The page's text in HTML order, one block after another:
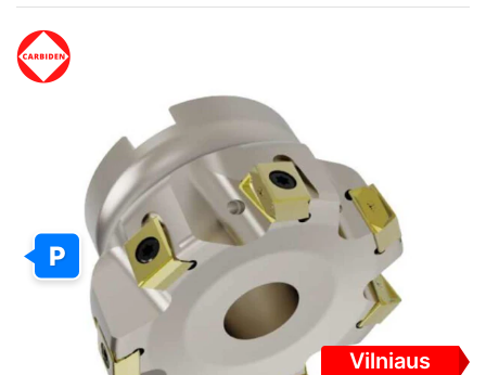
PEREITI
Į
PAVEIKSLĖLIŲ
P
Vilniaus